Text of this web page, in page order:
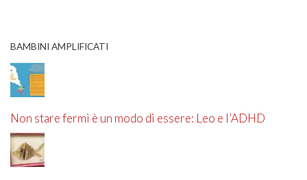
BAMBINI AMPLIFICATI
Non stare fermi è un modo di essere: Leo e l’ADHD